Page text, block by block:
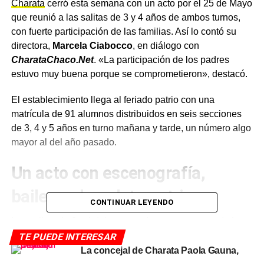
Charata cerró esta semana con un acto por el 25 de Mayo
que reunió a las salitas de 3 y 4 años de ambos turnos,
con fuerte participación de las familias. Así lo contó su
directora, Marcela Ciabocco, en diálogo con
CharataChaco.Net. «La participación de los padres
estuvo muy buena porque se comprometieron», destacó.
El establecimiento llega al feriado patrio con una
matrícula de 91 alumnos distribuidos en seis secciones
de 3, 4 y 5 años en turno mañana y tarde, un número algo
mayor al del año pasado.
Un acto con escenografía,
bailes y chocolate patrio
ornamentación del acto, con elementos alegóricos al 25
de mayo: el Cabildo, los vendedores ambulantes y los
CONTINUAR LEYENDO
TE PUEDE INTERESAR
La concejal de Charata Paola Gauna,